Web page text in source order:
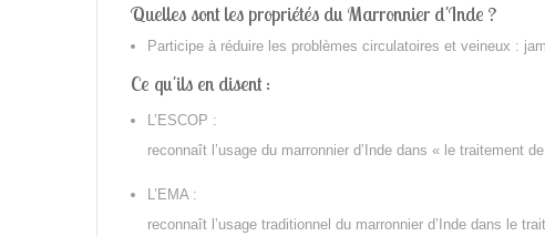
Quelles sont les propriétés du Marronnier d'Inde ?
Participe à réduire les problèmes circulatoires et veineux :
Ce qu'ils en disent :
L’ESCOP :
reconnaît l’usage du marronnier d’Inde dans « le traitement
L’EMA :
reconnaît l’usage traditionnel du marronnier d’Inde dans le